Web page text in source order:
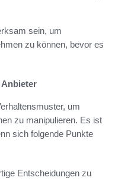
sein, um
zu können, bevor es
um
zu manipulieren. Es ist
sich folgende Punkte
Entscheidungen zu